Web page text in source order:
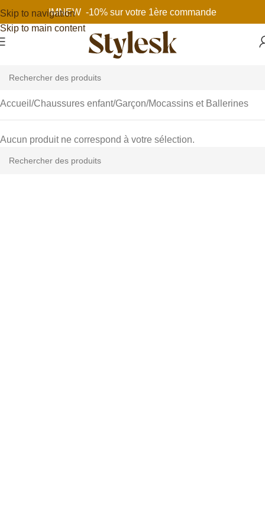
Skip to navigation
Skip to main content
IMNEW -10% sur votre 1ère commande
Accueil Chaussures enfant Garçon Mocassins et Ballerines
Aucun produit ne correspond à votre sélection.